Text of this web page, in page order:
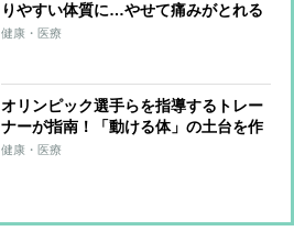
りやすい体質に…やせて痛みがとれる
「1日3分の背中ストレッチ」を整体師
健康・医療
オリンピック選手らを指導するトレー
ナーが指南！「動ける体」の土台を作
る簡単メソッド「ふるふる」とは？
健康・医療